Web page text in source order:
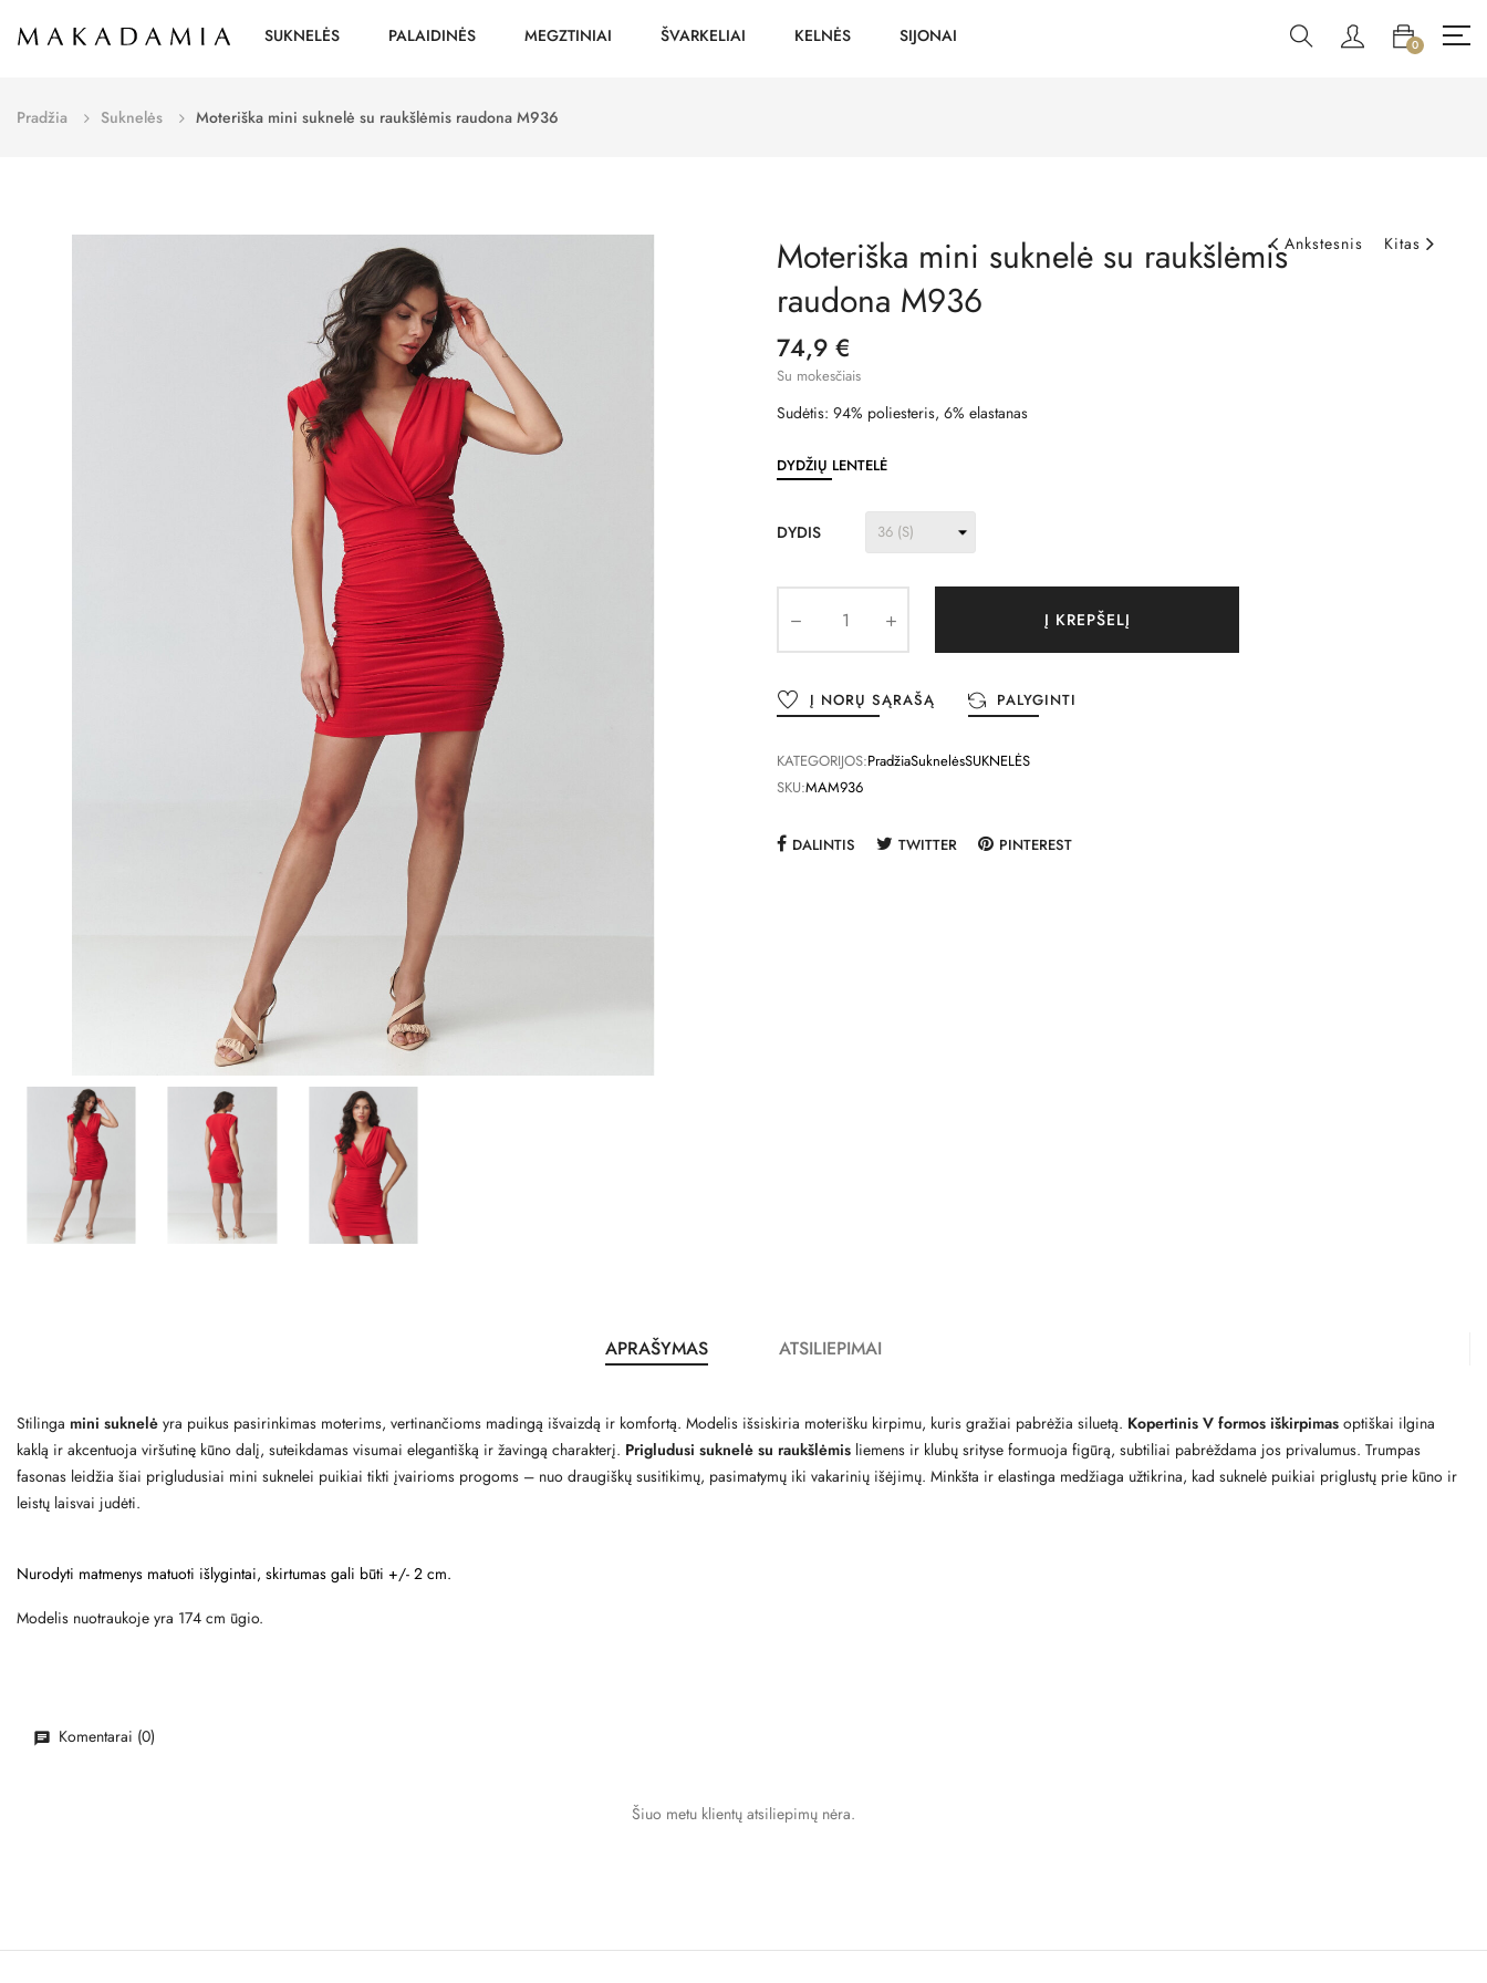
SUKNELĖS PALAIDINĖS MEGZTINIAI ŠVARKELIAI KELNĖS SIJONAI 0
Pradžia Suknelės Moteriška mini suknelė su raukšlėmis raudona M936
Ankstesnis Kitas
Moteriška mini suknelė su raukšlėmis
raudona M936
74,9 €
Su mokesčiais
Sudėtis: 94% poliesteris, 6% elastanas
DYDŽIŲ LENTELĖ
DYDIS
Į KREPŠELĮ
Į NORŲ SĄRAŠĄ PALYGINTI
KATEGORIJOS:PradžiaSuknelėsSUKNELĖS
SKU:MAM936
DALINTIS TWITTER PINTEREST
APRAŠYMAS ATSILIEPIMAI
Stilinga mini suknelė yra puikus pasirinkimas moterims, vertinančioms madingą išvaizdą ir komfortą. Modelis išsiskiria moterišku kirpimu, kuris gražiai pabrėžia siluetą. Kopertinis V formos iškirpimas optiškai ilgina
kaklą ir akcentuoja viršutinę kūno dalį, suteikdamas visumai elegantišką ir žavingą charakterį. Prigludusi suknelė su raukšlėmis liemens ir klubų srityse formuoja figūrą, subtiliai pabrėždama jos privalumus. Trumpas
fasonas leidžia šiai prigludusiai mini suknelei puikiai tikti įvairioms progoms – nuo draugiškų susitikimų, pasimatymų iki vakarinių išėjimų. Minkšta ir elastinga medžiaga užtikrina, kad suknelė puikiai priglustų prie kūno ir
leistų laisvai judėti.
Nurodyti matmenys matuoti išlygintai, skirtumas gali būti +/- 2 cm.
Modelis nuotraukoje yra 174 cm ūgio.
Komentarai (0)
Šiuo metu klientų atsiliepimų nėra.